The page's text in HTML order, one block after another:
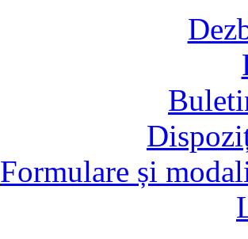
Formulare și